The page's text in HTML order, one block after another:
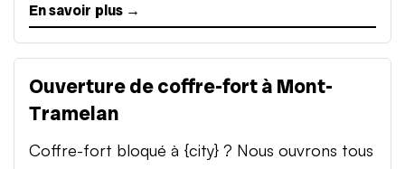
En savoir plus →
Ouverture de coffre-fort à Mont-
Tramelan
Coffre-fort bloqué à {city} ? Nous ouvrons tous